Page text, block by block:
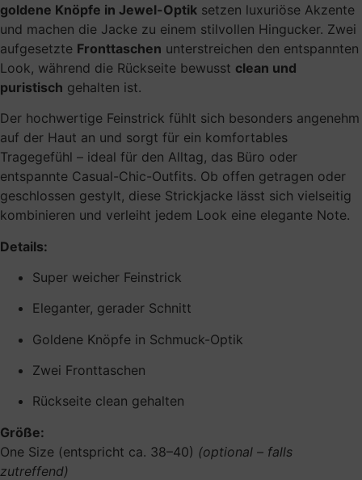
goldene Knöpfe in Jewel-Optik setzen luxuriöse Akzente
und machen die Jacke zu einem stilvollen Hingucker. Zwei
aufgesetzte Fronttaschen unterstreichen den entspannten
Look, während die Rückseite bewusst clean und
puristisch gehalten ist.
Der hochwertige Feinstrick fühlt sich besonders angenehm
auf der Haut an und sorgt für ein komfortables
Tragegefühl – ideal für den Alltag, das Büro oder
entspannte Casual-Chic-Outfits. Ob offen getragen oder
geschlossen gestylt, diese Strickjacke lässt sich vielseitig
kombinieren und verleiht jedem Look eine elegante Note.
Details:
Super weicher Feinstrick
Eleganter, gerader Schnitt
Goldene Knöpfe in Schmuck-Optik
Zwei Fronttaschen
Rückseite clean gehalten
Größe:
One Size (entspricht ca. 38–40) (optional – falls
zutreffend)